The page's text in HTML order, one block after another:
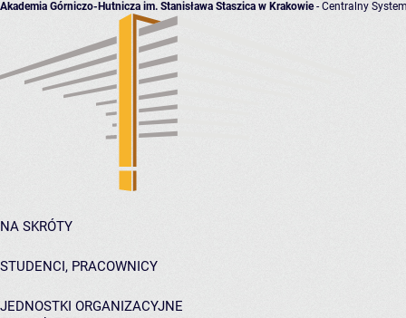
Akademia Górniczo-Hutnicza im. Stanisława Staszica w Krakowie- Centralny
NA SKRÓTY
STUDENCI, PRACOWNICY
JEDNOSTKI ORGANIZACYJNE